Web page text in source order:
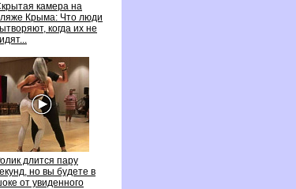
камера на
Крыма: Что люди
когда их не
длится пару
но вы будете
от увиденного